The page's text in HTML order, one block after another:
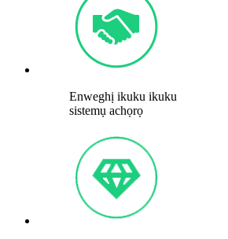
Enweghị ikuku ikuku
sistemụ achọrọ